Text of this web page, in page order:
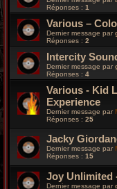
Réponses : 1
Various –
Dernier message par
Réponses : 2
Intercity
Dernier message par
Réponses : 4
Various - Kid
Experience
Dernier message par
Réponses : 25
Jacky
Dernier message par
Réponses : 15
Joy Unlimited
Dernier message par